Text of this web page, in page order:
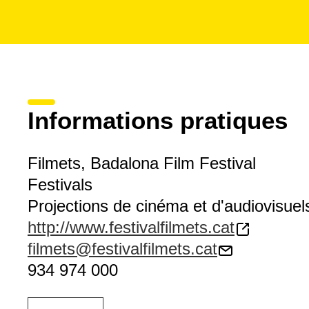
Informations pratiques
Filmets, Badalona Film Festival
Festivals
Projections de cinéma et
http://www.festivalfilmets.cat
filmets@festivalfilmets.cat
934 974 000